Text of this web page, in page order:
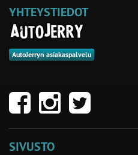
YHTEYSTIEDOT
AutoJerryn asiakaspalvelu
SIVUSTO